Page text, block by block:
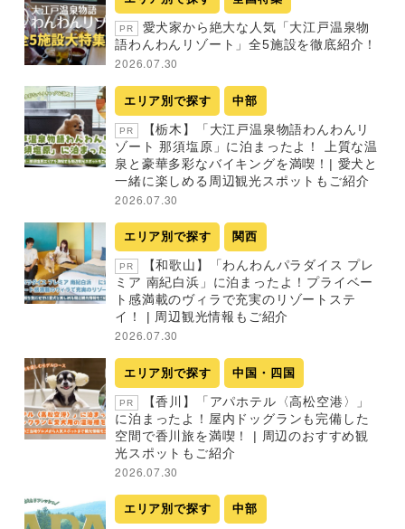
PR
愛犬家から絶大な人気「大江戸温泉物
語わんわんリゾート」全5施設を徹底紹介！
2026.07.30
エリア別で探す 中部
PR
【栃木】「大江戸温泉物語わんわんリ
ゾート 那須塩原」に泊まったよ！ 上質な温
泉と豪華多彩なバイキングを満喫！| 愛犬と
一緒に楽しめる周辺観光スポットもご紹介
2026.07.30
エリア別で探す 関西
PR
【和歌山】「わんわんパラダイス プレ
ミア 南紀白浜」に泊まったよ！プライベー
ト感満載のヴィラで充実のリゾートステ
イ！ | 周辺観光情報もご紹介
2026.07.30
エリア別で探す 中国・四国
PR
【香川】「アパホテル〈高松空港〉」
に泊まったよ！屋内ドッグランも完備した
空間で香川旅を満喫！ | 周辺のおすすめ観
光スポットもご紹介
2026.07.30
エリア別で探す 中部